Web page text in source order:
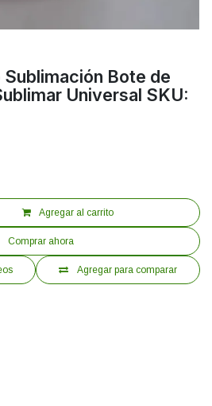
Bote de
Universal SKU:
Agregar al carrito
Comprar ahora
Agregar para comparar